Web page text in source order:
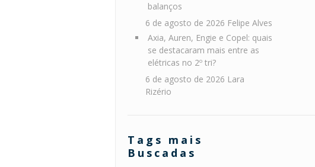
balanços
6 de agosto de 2026 Felipe Alves
Axia, Auren, Engie e Copel: quais
se destacaram mais entre as
elétricas no 2º tri?
6 de agosto de 2026 Lara
Rizério
Tags mais
Buscadas